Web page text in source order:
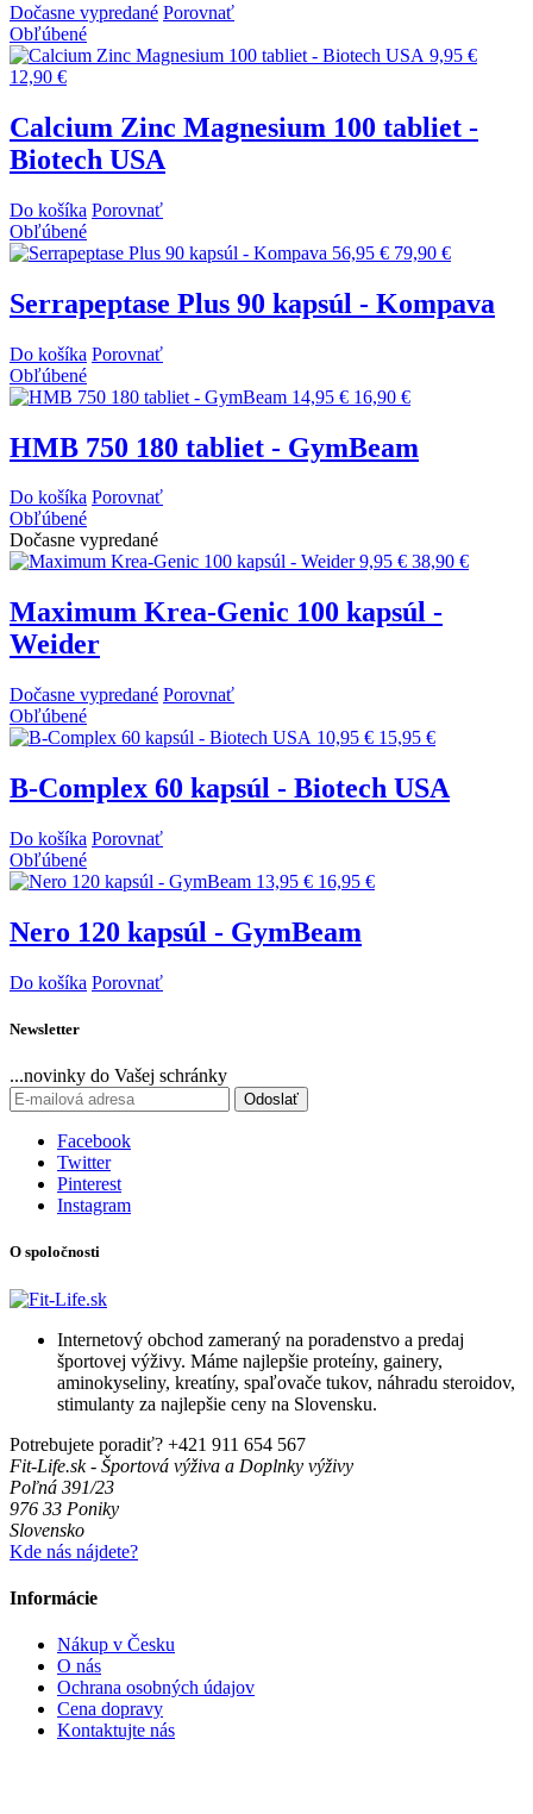
Dočasne vypredané Porovnať
Obľúbené
9,95 €
12,90 €
Calcium Zinc Magnesium 100 tabliet -
Biotech USA
Do košíka Porovnať
Obľúbené
56,95 € 79,90 €
Serrapeptase Plus 90 kapsúl - Kompava
Do košíka Porovnať
Obľúbené
14,95 € 16,90 €
HMB 750 180 tabliet - GymBeam
Do košíka Porovnať
Obľúbené
Dočasne vypredané
9,95 € 38,90 €
Maximum Krea-Genic 100 kapsúl -
Weider
Dočasne vypredané Porovnať
Obľúbené
10,95 € 15,95 €
B-Complex 60 kapsúl - Biotech USA
Do košíka Porovnať
Obľúbené
13,95 € 16,95 €
Nero 120 kapsúl - GymBeam
Do košíka Porovnať
Newsletter
...novinky do Vašej schránky
Odoslať
Facebook
Twitter
Pinterest
Instagram
O spoločnosti
Internetový obchod zameraný na poradenstvo a predaj
športovej výživy. Máme najlepšie proteíny, gainery,
aminokyseliny, kreatíny, spaľovače tukov, náhradu steroidov,
stimulanty za najlepšie ceny na Slovensku.
Potrebujete poradiť? +421 911 654 567
Fit-Life.sk - Športová výživa a Doplnky výživy
Poľná 391/23
976 33 Poniky
Slovensko
Kde nás nájdete?
Informácie
Nákup v Česku
O nás
Ochrana osobných údajov
Cena dopravy
Kontaktujte nás